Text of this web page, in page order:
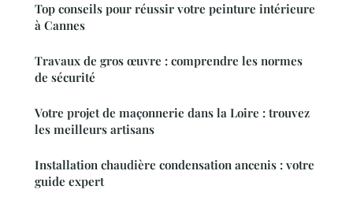
Top conseils pour réussir votre peinture intérieure
à Cannes
Travaux de gros œuvre : comprendre les normes
de sécurité
Votre projet de maçonnerie dans la Loire : trouvez
les meilleurs artisans
Installation chaudière condensation ancenis : votre
guide expert